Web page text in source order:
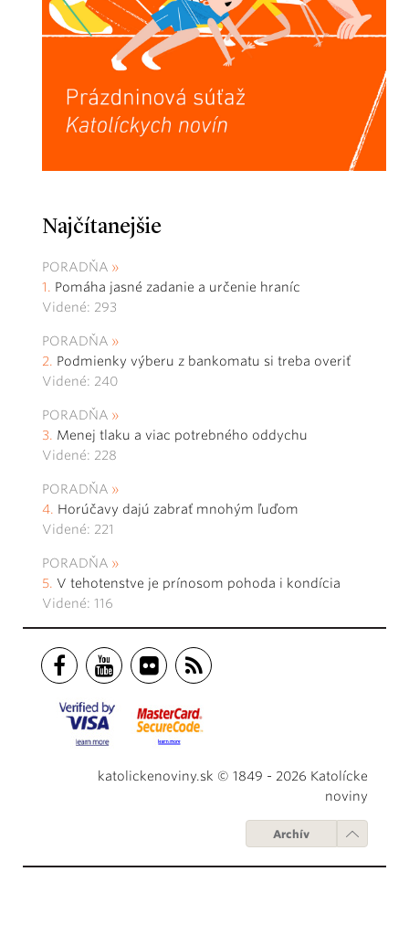
Najčítanejšie
PORADŇA
Pomáha jasné zadanie a určenie hraníc
Videné: 293
PORADŇA
Podmienky výberu z bankomatu si treba overiť
Videné: 240
PORADŇA
Menej tlaku a viac potrebného oddychu
Videné: 228
PORADŇA
Horúčavy dajú zabrať mnohým ľuďom
Videné: 221
PORADŇA
V tehotenstve je prínosom pohoda i kondícia
Videné: 116
katolickenoviny.sk © 1849 - 2026 Katolícke
noviny
Archív